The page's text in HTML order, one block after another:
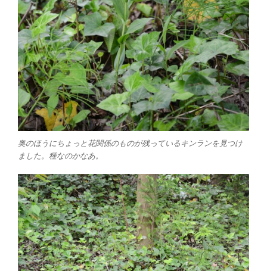
奥のほうにちょっと花関係のものが残っているキンランを見つけ
ました。種なのかなあ。